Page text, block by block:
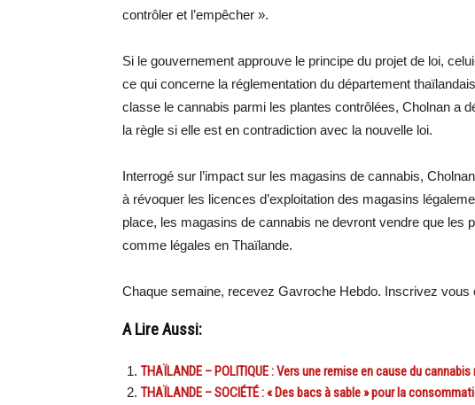
contrôler et l’empêcher ».
Si le gouvernement approuve le principe du projet de loi,
ce qui concerne la réglementation du département
classe le cannabis parmi les plantes contrôlées, Cholnan a
la règle si elle est en contradiction avec la nouvelle loi.
Interrogé sur l’impact sur les magasins de cannabis,
à révoquer les licences d’exploitation des magasins
place, les magasins de cannabis ne devront vendre que les
comme légales en Thaïlande.
Chaque semaine, recevez Gavroche Hebdo. Inscrivez vous
A Lire Aussi:
THAÏLANDE – POLITIQUE : Vers une remise en cause du
THAÏLANDE – SOCIÉTÉ : « Des bacs à sable » pour la